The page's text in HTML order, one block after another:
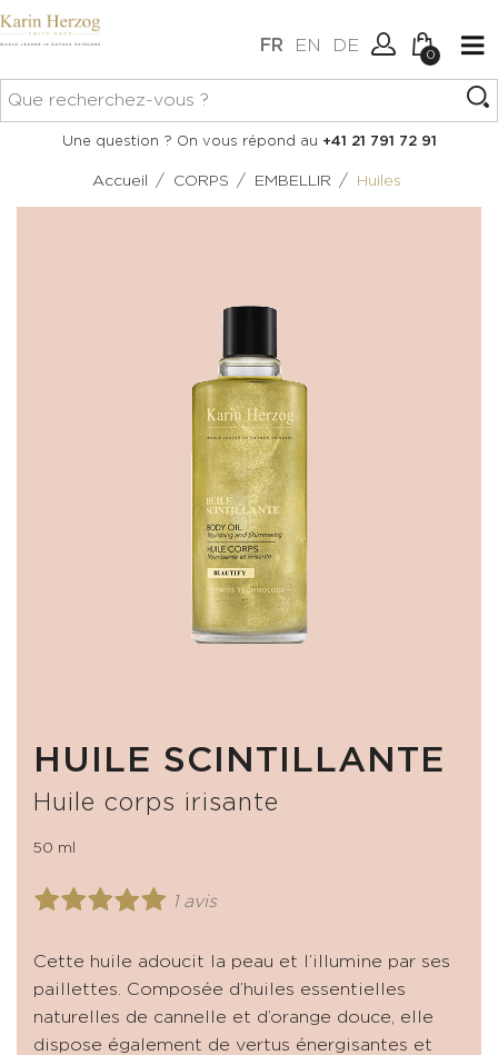
FR EN DE
Connexion
0
Aucun article dans votre
panier.
Une question ? On vous répond au +41 21 791 72 91
Accueil / CORPS / EMBELLIR / Huiles
HUILE SCINTILLANTE
Huile corps irisante
50 ml
1 avis
Cette huile adoucit la peau et l’illumine par ses
paillettes. Composée d’huiles essentielles
naturelles de cannelle et d’orange douce, elle
dispose également de vertus énergisantes et